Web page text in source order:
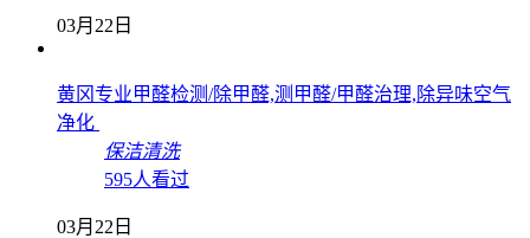
03月22日
黄冈专业甲醛检测/除甲醛,测甲醛/甲醛治理,除异味空气
净化
保洁清洗
595人看过
03月22日